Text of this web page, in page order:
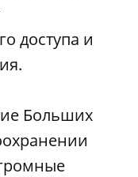
доступа и
Больших